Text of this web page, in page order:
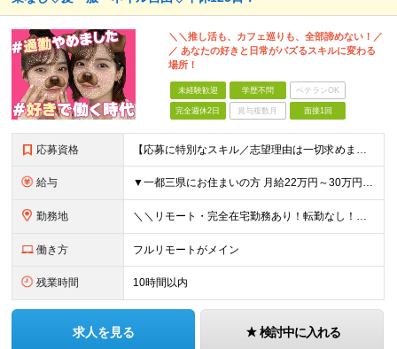
＼＼推し活も、カフェ巡りも、全部諦めない！／
／ あなたの好きと日常がバズるスキルに変わる
場所！
未経験歓迎 学歴不問 ベテランOK
完全週休2日 賞与複数月 面接1回
応募資格 【応募に特別なスキル／志望理由は一切求めません！】 学歴不問／職種・業種未経験歓迎／面接は1回のみ！ ＼＼10名以上の仲間を大募集！／／ 未経験・第二新卒・初めての正社員も大歓迎！ 「旅行が好き！
給与 ▼一都三県にお住まいの方 月給22万円～30万円+インセンティブ ※経験・能力を考慮して決定。経験がある場合は、スキルに応じた月給額でスタートします。 ※上記には固定残業代（10時間分／15,000円
勤務地 ＼＼リモート・完全在宅勤務あり！転勤なし！／／ ★47都道府県の好きな地域で働けます◎ ★本社は渋谷駅徒歩5分の好立地です！ □リモート・フルリモートも選択可能です！ └将来的には「お気に入りのカフ
働き方 フルリモートがメイン
残業時間 10時間以内
求人を見る 検討中に入れる